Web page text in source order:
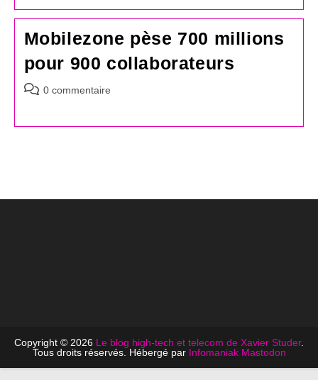
publication :
Mobilezone pèse 700 millions
pour 900 collaborateurs
Commentaires
0 commentaire
Copyright © 2026 Le blog high-tech et telecom de Xavier Studer.
Tous droits réservés. Hébergé par Infomaniak Mastodon